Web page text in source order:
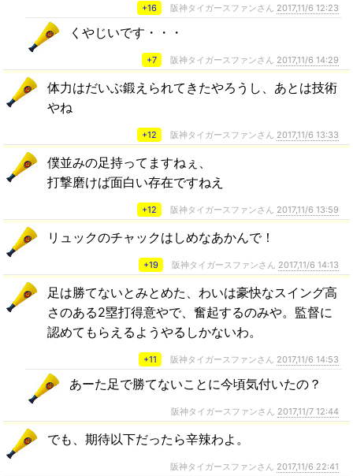
+16 阪神タイガースファンさん 2017,11/6 12:23
くやじいです・・・
+7 阪神タイガースファンさん 2017,11/6 14:29
体力はだいぶ鍛えられてきたやろうし、あとは技術
やね
+12 阪神タイガースファンさん 2017,11/6 13:33
僕並みの足持ってますねぇ、
打撃磨けば面白い存在ですねえ
+12 阪神タイガースファンさん 2017,11/6 13:59
リュックのチャックはしめなあかんで！
+19 阪神タイガースファンさん 2017,11/6 14:13
足は勝てないとみとめた、わいは豪快なスイング高
さのある2塁打得意やで、奮起するのみや。監督に
認めてもらえるようやるしかないわ。
+11 阪神タイガースファンさん 2017,11/6 14:53
あーた足で勝てないことに今頃気付いたの？
阪神タイガースファンさん 2017,11/7 12:44
でも、期待以下だったら辛辣わよ。
阪神タイガースファンさん 2017,11/6 22:41